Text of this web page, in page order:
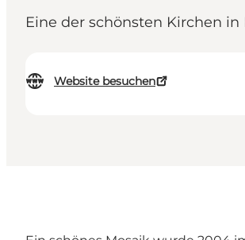
Eine der schönsten Kirchen
Website besuchen